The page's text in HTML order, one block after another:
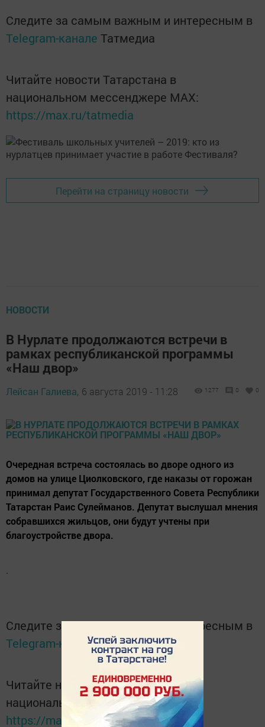
Следите за самым важным и интересным в
Telegram-канале Татмедиа
Читайте новости Татарстана в
национальном мессенджере MАХ:
https://max.ru/tatmedia
Перейти на страницу новости
НОВОСТИ
В Нурлате продолжаются встречи в
рамках республиканской программы
«Наш двор»
Лейсан Галиева, 6 августа 2019 - 11:28 1277 0 0
Очередная встреча состоялась во дворе одного из
домов на улице Циолковского, где наказы от горожан
принимал депутат Государственного Совета Республики
Татарстан Раис Сулейманов. Депутат выслушал мнения
собравшихся жильцов, они будут учтены при
благоустройстве двора.
.
Следите за самым важным и интересным в
Telegram-каналеТатмедиа
Читайте новости Татарстана в
национальном мессенджере MАХ:
https://max.ru/tatmedia